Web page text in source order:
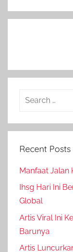
Search
Recent Posts
Manfaat Jalan
Ihsg Hari Ini
Global
Artis Viral Ini
Barunya
Artis